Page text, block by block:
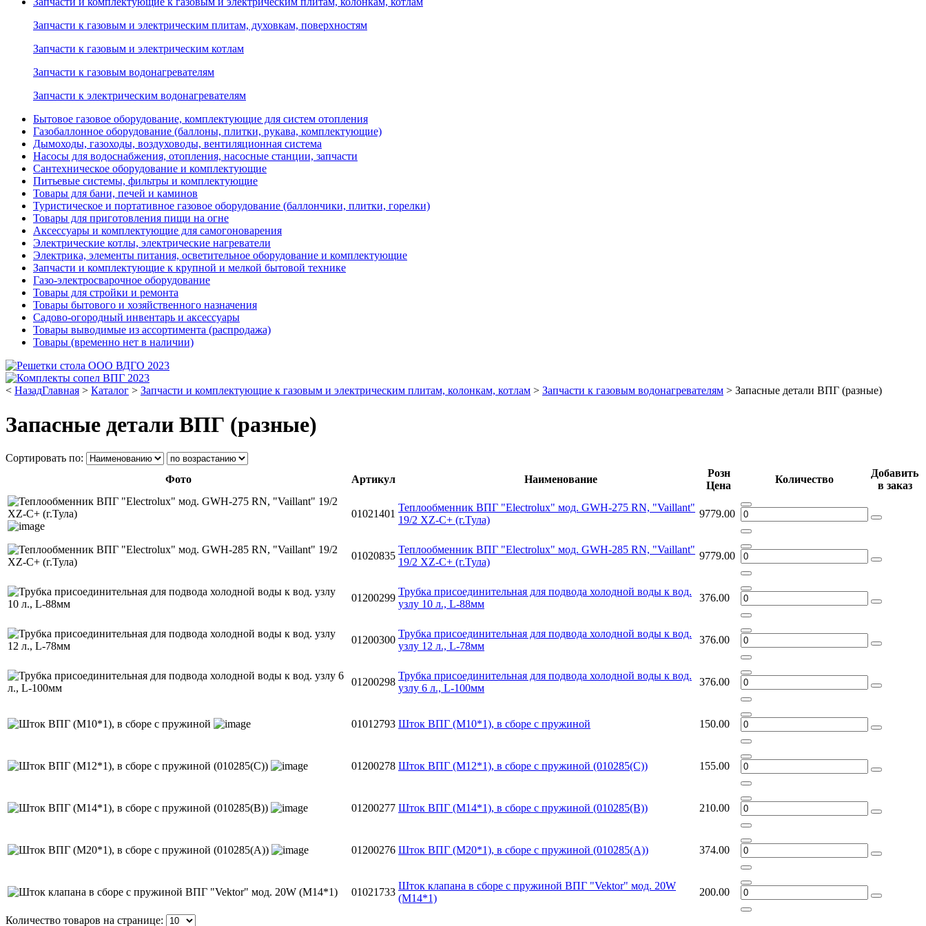
Запчасти к газовым и электрическим плитам, духовкам, поверхностям
Запчасти к газовым и электрическим котлам
Запчасти к газовым водонагревателям
Запчасти к электрическим водонагревателям
Бытовое газовое оборудование, комплектующие для систем отопления
Газобаллонное оборудование (баллоны, плитки, рукава, комплектующие)
Дымоходы, газоходы, воздуховоды, вентиляционная система
Насосы для водоснабжения, отопления, насосные станции, запчасти
Сантехническое оборудование и комплектующие
Питьевые системы, фильтры и комплектующие
Товары для бани, печей и каминов
Туристическое и портативное газовое оборудование (баллончики, плитки, горелки)
Товары для приготовления пищи на огне
Аксессуары и комплектующие для самогоноварения
Электрические котлы, электрические нагреватели
Электрика, элементы питания, осветительное оборудование и комплектующие
Запчасти и комплектующие к крупной и мелкой бытовой технике
Газо-электросварочное оборудование
Товары для стройки и ремонта
Товары бытового и хозяйственного назначения
Садово-огородный инвентарь и аксессуары
Товары выводимые из ассортимента (распродажа)
Товары (временно нет в наличии)
< НазадГлавная > Каталог > Запчасти и комплектующие к газовым и электрическим плитам, колонкам, котлам > Запчасти к газовым водонагревателям > Запасные детали ВПГ (разные)
Запасные детали ВПГ (разные)
Сортировать по:
Фото
Артикул Наименование
Розн
Цена
Количество
Добавить
в заказ
01021401
Теплообменник ВПГ "Electrolux" мод. GWH-275 RN, "Vaillant"
19/2 XZ-C+ (г.Тула)
9779.00
01020835
Теплообменник ВПГ "Electrolux" мод. GWH-285 RN, "Vaillant"
19/2 XZ-C+ (г.Тула)
9779.00
01200299
Трубка присоединительная для подвода холодной воды к вод.
узлу 10 л., L-88мм
376.00
01200300
Трубка присоединительная для подвода холодной воды к вод.
узлу 12 л., L-78мм
376.00
01200298
Трубка присоединительная для подвода холодной воды к вод.
узлу 6 л., L-100мм
376.00
01012793 Шток ВПГ (М10*1), в сборе с пружиной 150.00
01200278 Шток ВПГ (М12*1), в сборе с пружиной (010285(С)) 155.00
01200277 Шток ВПГ (М14*1), в сборе с пружиной (010285(В)) 210.00
01200276 Шток ВПГ (М20*1), в сборе с пружиной (010285(А)) 374.00
01021733
Шток клапана в сборе с пружиной ВПГ "Vektor" мод. 20W
(М14*1)
200.00
Количество товаров на странице: